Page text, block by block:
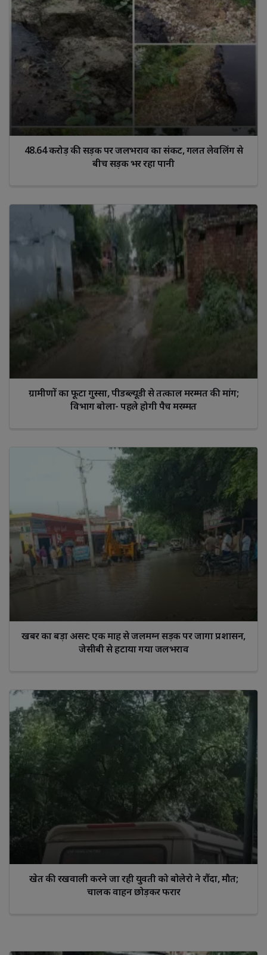
48.64 करोड़ की सड़क पर जलभराव का संकट, गलत लेवलिंग से
बीच सड़क भर रहा पानी
ग्रामीणों का फूटा गुस्सा, पीडब्ल्यूडी से तत्काल मरम्मत की मांग;
विभाग बोला- पहले होगी पैच मरम्मत
खबर का बड़ा असर: एक माह से जलमग्न सड़क पर जागा प्रशासन,
जेसीबी से हटाया गया जलभराव
खेत की रखवाली करने जा रही युवती को बोलेरो ने रौंदा, मौत;
चालक वाहन छोड़कर फरार